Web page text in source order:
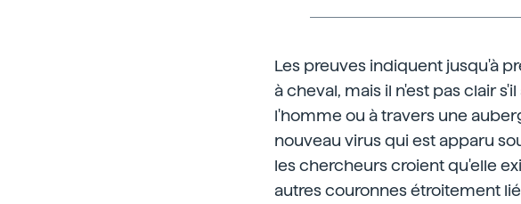
Les preuves indiquent jusqu'à
à cheval, mais il n'est pas clair
l'homme ou à travers une
nouveau virus qui est apparu
les chercheurs croient qu'elle
autres couronnes étroitement